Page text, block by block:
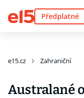
Předplatné
e15.cz Zahraniční
Australané